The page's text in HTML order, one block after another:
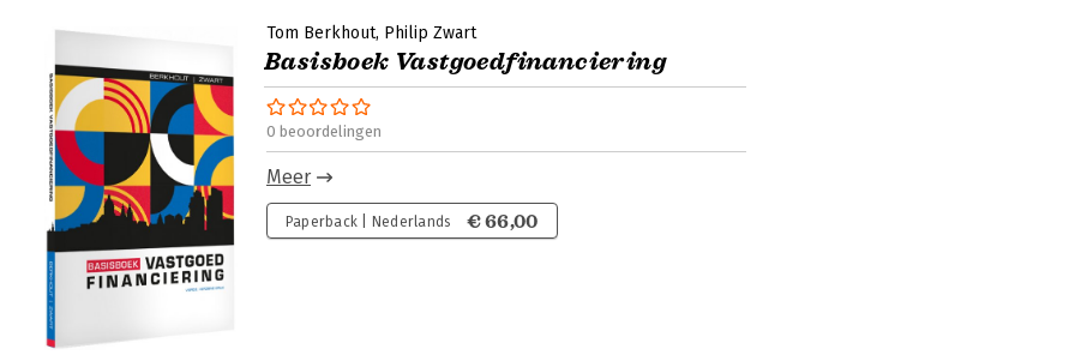
Tom Berkhout Philip Zwart
Basisboek Vastgoedfinanciering
0 beoordelingen
Meer
Paperback | Nederlands € 66,00